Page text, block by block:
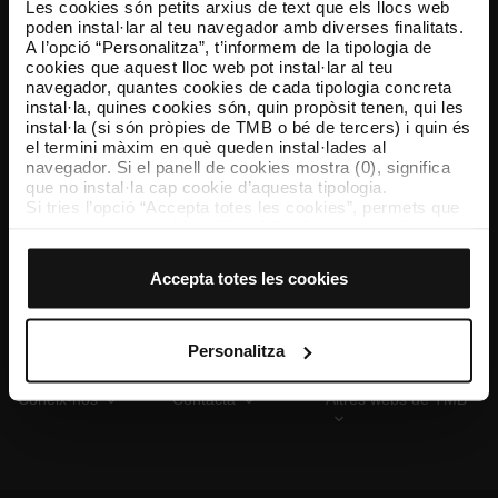
Les cookies són petits arxius de text que els llocs web
poden instal·lar al teu navegador amb diverses finalitats.
A l’opció “Personalitza”, t’informem de la tipologia de
cookies que aquest lloc web pot instal·lar al teu
navegador, quantes cookies de cada tipologia concreta
instal·la, quines cookies són, quin propòsit tenen, qui les
instal·la (si són pròpies de TMB o bé de tercers) i quin és
el termini màxim en què queden instal·lades al
navegador. Si el panell de cookies mostra (0), significa
que no instal·la cap cookie d’aquesta tipologia.
Si tries l’opció “Accepta totes les cookies”, permets que
El selector que es troba a la dreta de cada tipologia de
cookies d’aquella classe.
Un cop hagis marcat les teves preferències, has de fer
clic sobre “Selecciona i configura”. Així, s’instal·laran
només les cookies de la tipologia que hagis seleccionat
personalització, perquè permeten recordar les teves
opcions de navegació (com ara l’idioma) i milloren la teva
Accepta totes les cookies
Personalitza
TMB App
Descarrega’t TMB App i compra els teus bitllets
App Store Google Play
Coneix-nos Contacta Altres webs de TMB